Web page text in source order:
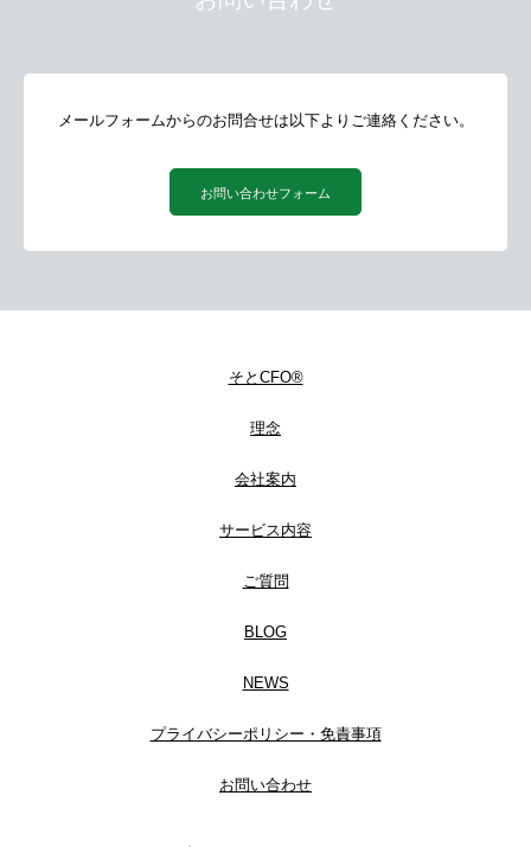
メールフォームからのお問合せは以下よりご連絡ください。
お問い合わせフォーム
そとCFO®
理念
会社案内
サービス内容
ご質問
BLOG
NEWS
プライバシーポリシー・免責事項
お問い合わせ